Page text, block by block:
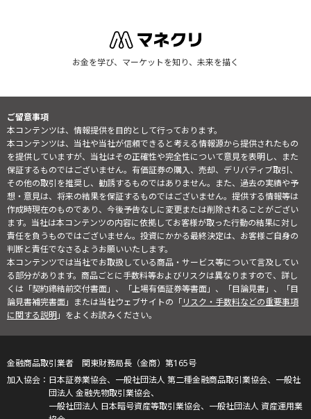
お金を学び、マーケットを知り、未来を描く
ご留意事項
本コンテンツは、情報提供を目的として行っております。
本コンテンツは、当社や当社が信頼できると考える情報源から提供されたもの
を提供していますが、当社はその正確性や完全性について意見を表明し、また
保証するものではございません。有価証券の購入、売却、デリバティブ取引、
その他の取引を推奨し、勧誘するものではありません。また、過去の実績や予
想・意見は、将来の結果を保証するものではございません。提供する情報等は
作成時現在のものであり、今後予告なしに変更または削除されることがござい
ます。当社は本コンテンツの内容に依拠してお客様が取った行動の結果に対し
責任を負うものではございません。投資にかかる最終決定は、お客様ご自身の
判断と責任でなさるようお願いいたします。
本コンテンツでは当社でお取扱している商品・サービス等について言及してい
る部分があります。商品ごとに手数料等およびリスクは異なりますので、詳し
くは「契約締結前交付書面」、「上場有価証券等書面」、「目論見書」、「目
論見書補完書面」または当社ウェブサイトの「リスク・手数料などの重要事項
に関する説明」をよくお読みください。
金融商品取引業者 関東財務局長（金商）第165号
日本証券業協会、一般社団法人 第二種金融商品取引業協会、一般社
団法人 金融先物取引業協会、
一般社団法人 日本暗号資産等取引業協会、一般社団法人 資産運用業